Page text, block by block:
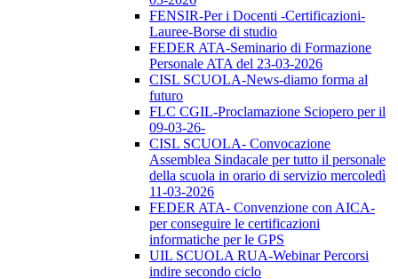
FENSIR-Per i Docenti -Certificazioni-
Lauree-Borse di studio
FEDER ATA-Seminario di Formazione
Personale ATA del 23-03-2026
CISL SCUOLA-News-diamo forma al
futuro
FLC CGIL-Proclamazione Sciopero per il
09-03-26-
CISL SCUOLA- Convocazione
Assemblea Sindacale per tutto il personale
della scuola in orario di servizio mercoledì
11-03-2026
FEDER ATA- Convenzione con AICA-
per conseguire le certificazioni
informatiche per le GPS
UIL SCUOLA RUA-Webinar Percorsi
indire secondo ciclo